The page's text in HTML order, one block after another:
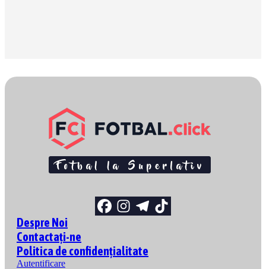
Despre Noi
Contactați-ne
Politica de confidențialitate
Autentificare